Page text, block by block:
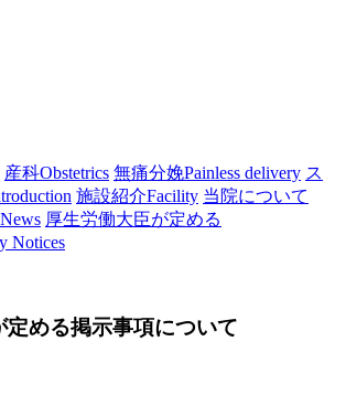
産科Obstetrics 無痛分娩Painless delivery ス
施設紹介Facility 当院について
News 厚生労働大臣が定める
Notices
定める掲示事項について